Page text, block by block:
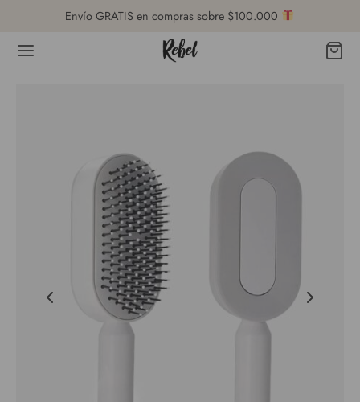
Envío GRATIS en compras sobre $100.000